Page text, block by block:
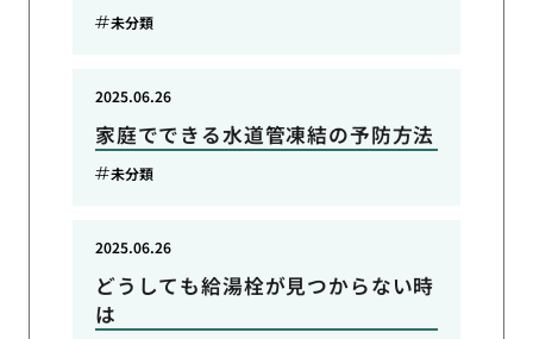
未分類
家庭でできる水道管凍結の予防方法
2025.06.26
未分類
どうしても給湯栓が見つからない時
は
2025.06.26